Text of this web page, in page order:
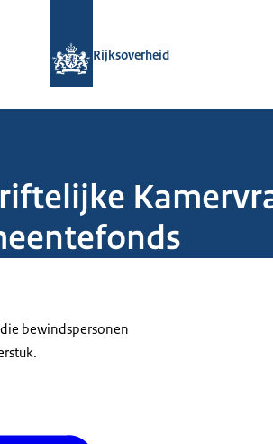
Rijksoverheid
bewindspersonen